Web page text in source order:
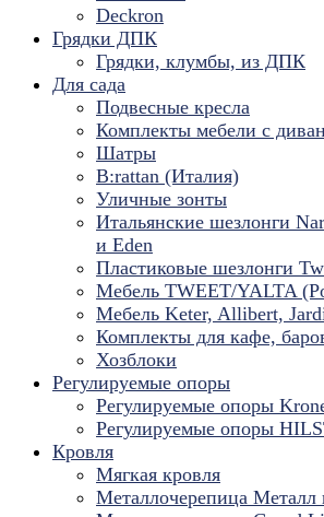
Deckron
Грядки ДПК
Грядки, клумбы, из ДПК
Для сада
Подвесные кресла
Комплекты мебели с
Шатры
B:rattan (Италия)
Уличные зонты
Итальянские шезлонги
и Eden
Пластиковые шезлонги
Мебель TWEET/YALTA
Мебель Keter, Allibert,
Комплекты для кафе,
Хозблоки
Регулируемые опоры
Регулируемые опоры
Регулируемые опоры
Кровля
Мягкая кровля
Металлочерепица Металл